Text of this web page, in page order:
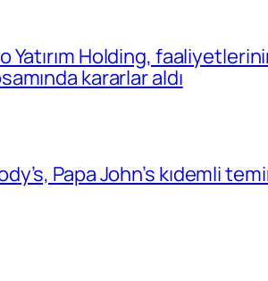
Yatırım Holding,
kararlar aldı
Papa John’s kıdemli